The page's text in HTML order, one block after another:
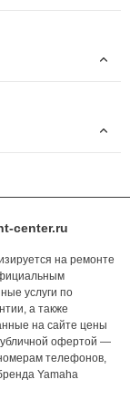
center.ru
на ремонте
услуги по
а также
на сайте цены
офертой —
телефонов,
Yamaha